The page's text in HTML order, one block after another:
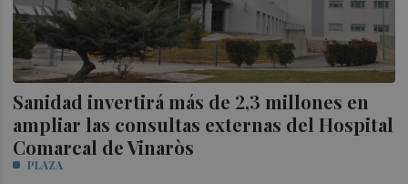
Sanidad invertirá más de 2,3 millones en
ampliar las consultas externas del Hospital
Comarcal de Vinaròs
PLAZA